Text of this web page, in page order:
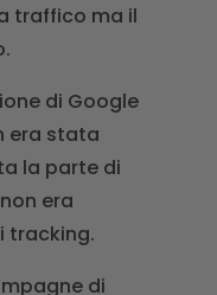
traffico ma il
di Google
era stata
la parte di
era
tracking.
di